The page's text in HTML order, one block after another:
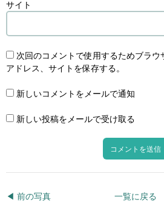
サイト
次回のコメントで使用するためブラ
アドレス、サイトを保存する。
新しいコメントをメールで通知
新しい投稿をメールで受け取る
◀︎ 前の写真 一覧に戻る